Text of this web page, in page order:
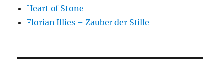
Heart of Stone
Florian Illies – Zauber der Stille